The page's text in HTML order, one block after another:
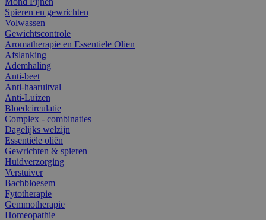
Spieren en gewrichten
Volwassen
Gewichtscontrole
Aromatherapie en Essentiele Olien
Afslanking
Ademhaling
Anti-beet
Anti-haaruitval
Anti-Luizen
Bloedcirculatie
Complex - combinaties
Dagelijks welzijn
Essentiële oliën
Gewrichten & spieren
Huidverzorging
Verstuiver
Bachbloesem
Fytotherapie
Gemmotherapie
Homeopathie